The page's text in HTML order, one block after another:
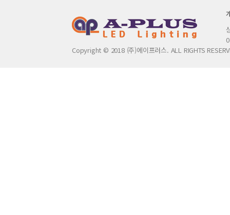
Copyright © 2018 (주)에이프러스. ALL RIGHTS